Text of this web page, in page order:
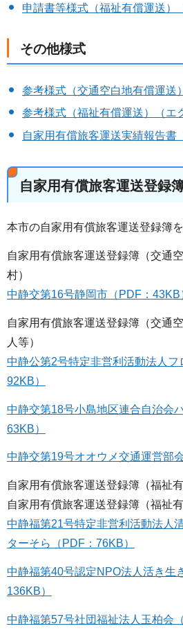
申請書等様式（福祉有償運送）
その他様式
参考様式（交通空白地有償運送
参考様式（福祉有償運送）（エ
自家用有償旅客運送実績報告書
自家用有償旅客運送登録
本市の自家用有償旅客運送登録簿を
自家用有償旅客運送登録簿（交通
村）
中静交第16号静岡市（PDF：43KB
自家用有償旅客運送登録簿（交通
人等）
中静公第2号特定非営利活動法人フ
92KB）
中静交第18号小島地区連合自治会
63KB）
中静交第19号オオウメ交通運営部
自家用有償旅客運送登録簿（福祉
自家用有償旅客運送登録簿（福祉
中静福第21号特定非営利活動法人
ターそら（PDF：76KB）
中静福第40号認定NPO法人活き生
136KB）
中静福第57号社団福祉法人玉柏会